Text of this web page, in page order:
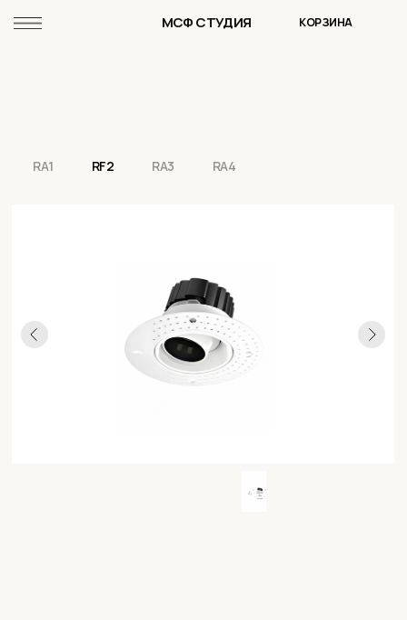
МСФ СТУДИЯ КОРЗИНА
RA1 RF2 RA3 RA4